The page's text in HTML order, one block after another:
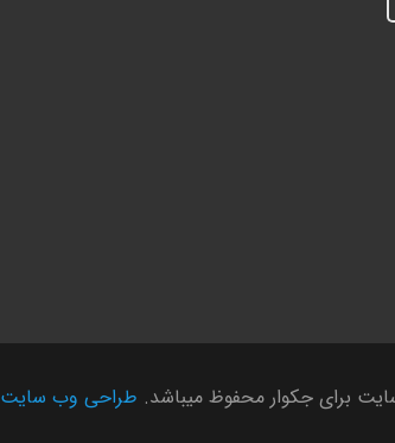
برای جکوار محفوظ میباشد. طراحی وب سایت